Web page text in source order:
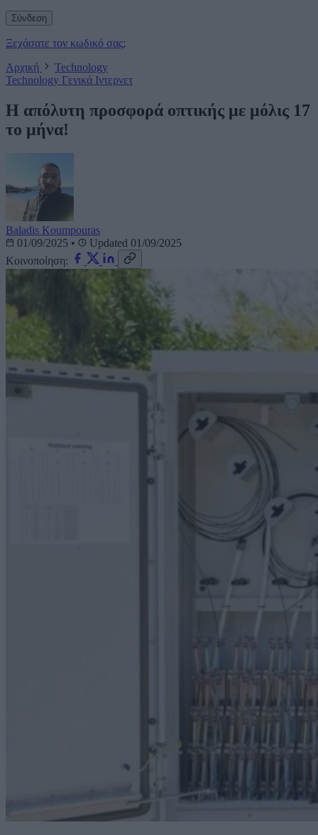
Ξεχάσατε τον κωδικό σας;
Αρχική
Technology
Technology Γενικά Ιντερνετ
H απόλυτη προσφορά οπτικής με μόλις 17
το μήνα!
Baladis Koumpouras
01/09/2025 •
Updated 01/09/2025
Κοινοποίηση: